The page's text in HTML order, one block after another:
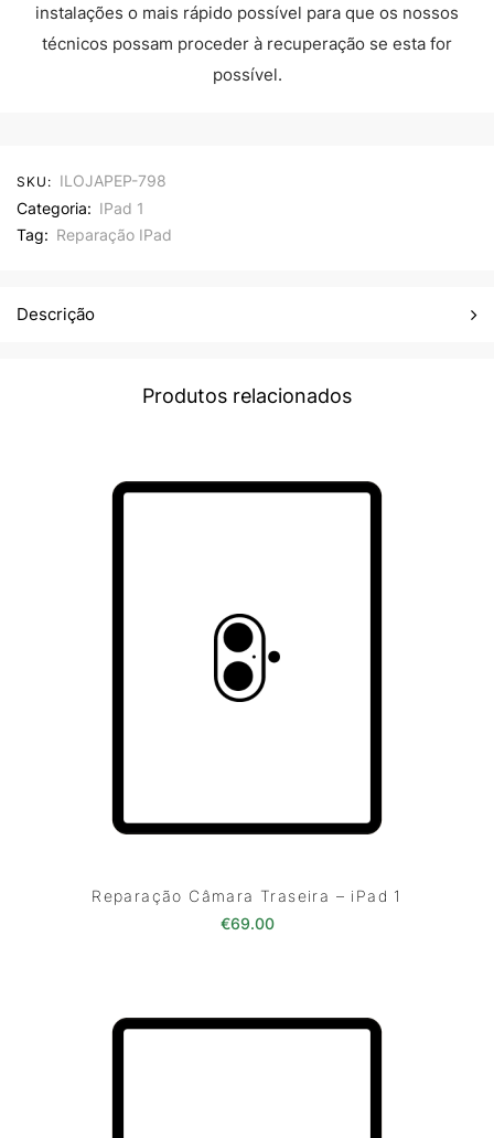
instalações o mais rápido possível para que os nossos
técnicos possam proceder à recuperação se esta for
possível.
SKU: ILOJAPEP-798
Categoria: IPad 1
Tag: Reparação IPad
Descrição
Produtos relacionados
Reparação Câmara Traseira – iPad 1
€69.00